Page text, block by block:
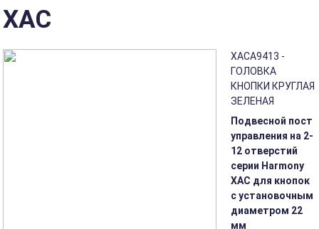
XAC
XACA9413 -
ГОЛОВКА
КНОПКИ КРУГЛАЯ
ЗЕЛЕНАЯ
Подвесной пост
управления на 2-
12 отверстий
серии Harmony
XAC для кнопок
с установочным
диаметром 22
мм